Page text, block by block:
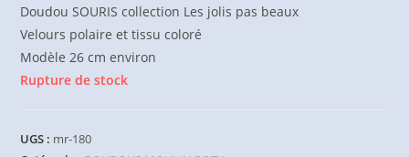
Doudou SOURIS collection Les jolis pas beaux
Velours polaire et tissu coloré
Modèle 26 cm environ
Rupture de stock
UGS : mr-180